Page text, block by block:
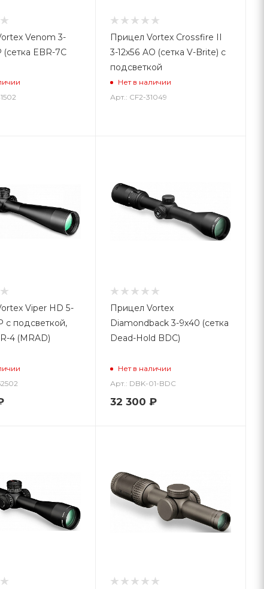
Venom 3-
(сетка EBR-7C
Прицел Vortex Crossfire II
3-12x56 AO (сетка V-Brite) с
подсветкой
Нет в наличии
Арт.: CF2-31049
Viper HD 5-
с подсветкой,
4 (MRAD)
Прицел Vortex
Diamondback 3-9x40 (сетка
Dead-Hold BDC)
Нет в наличии
Арт.: DBK-01-BDC
32 300 ₽